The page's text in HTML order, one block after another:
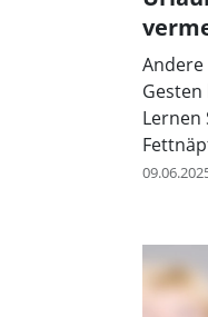
Andere
Lernen